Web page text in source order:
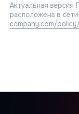
Актуальная версия
расположена в
company.com/policy/
Корпоративные
Инжиниринговые
Проектировщики
Поддержка